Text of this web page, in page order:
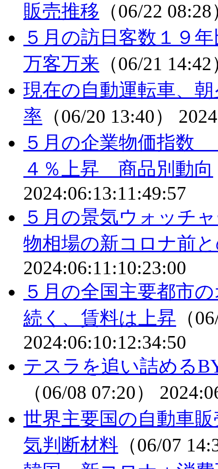
販売推移 （06/22
５月の訪日客数１９
万客万来 （06/21
現在の自動運転車、
率 （06/20 13:40）
５月の企業物価指数
４％上昇 商品別動向
2024:06:13:11:49:57
５月の景気ウォッチ
物相場の新コロナ前
2024:06:11:10:23:00
５月の全国主要都市
続く、賃料は上昇 （
2024:06:10:12:34:50
テスラを追い詰める
（06/08 07:20）
世界主要国の自動車
気判断材料 （06/07